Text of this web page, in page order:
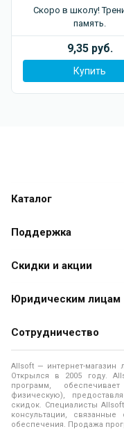
Скоро в школу!
память.
9,35 руб.
Купить
Каталог
Каталог программ
Поддержка
Оплата заказов
Доставка заказа
Помощь
Правила продажи
Политика
Скидки и акции
Специальные
Юридическим лицам
Продажа программ
О лицензировании
Программы для
Контакты
Сотрудничество
О магазине
Адреса и телефоны
Новости
Allsoft — интернет-магазин
Открылся в 2005 году.
программ,
физическую),
скидок. Специалисты
консультации,
обеспечения. Продажа